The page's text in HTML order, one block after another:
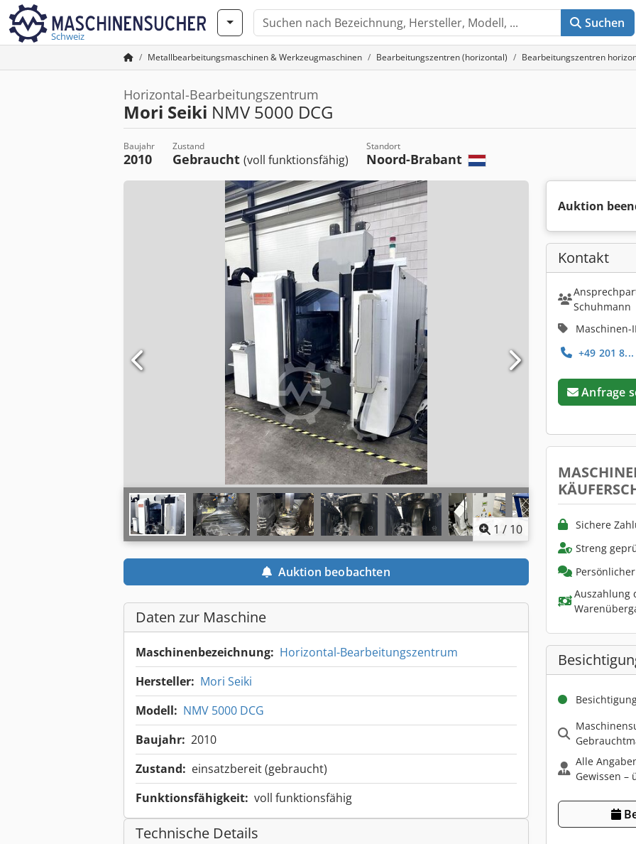
Schweiz
Suchen
Metallbearbeitungsmaschinen & Werkzeugmaschinen Bearbeitungszentren (horizontal) Bearbeitungszentren
Horizontal-Bearbeitungszentrum
Mori Seiki NMV 5000 DCG
Baujahr
2010
Zustand
Gebraucht (voll funktionsfähig)
Standort
Noord-Brabant
1 / 10
Auktion beobachten
Daten zur Maschine
Maschinenbezeichnung: Horizontal-Bearbeitungszentrum
Hersteller: Mori Seiki
Modell: NMV 5000 DCG
Baujahr: 2010
Zustand: einsatzbereit (gebraucht)
Funktionsfähigkeit: voll funktionsfähig
Technische Details
Auktion
Kontakt
Schuhmann
Maschinen-
+49 201
Anfrage
Sichere
Streng
Auszahlung
Alle
Gewissen –